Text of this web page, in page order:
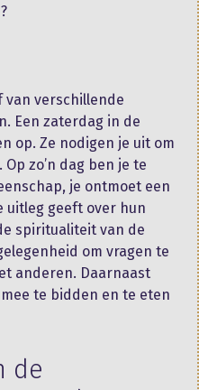
van verschillende
Een zaterdag in de
op. Ze nodigen je uit om
zo’n dag ben je te
je ontmoet een
uitleg geeft over hun
spiritualiteit van de
om vragen te
anderen. Daarnaast
te bidden en te eten
de